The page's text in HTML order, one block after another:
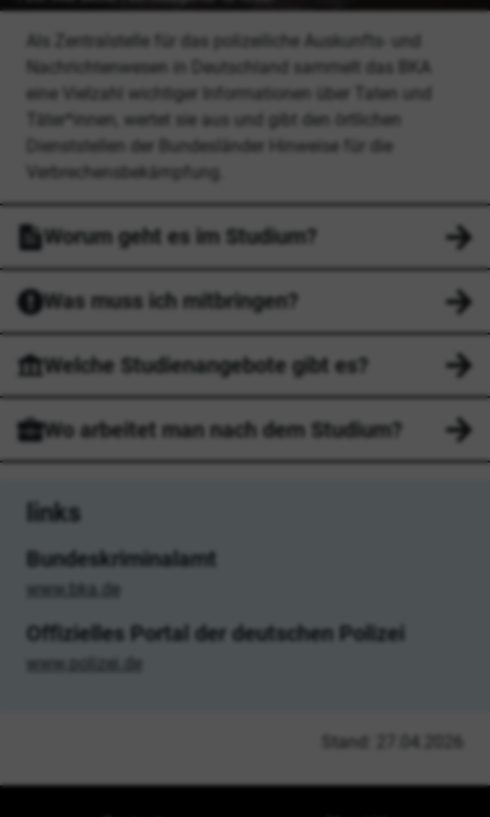
Als Zentralstelle für das polizeiliche Auskunfts- und
Nachrichtenwesen in Deutschland sammelt das BKA
eine Vielzahl wichtiger Informationen über Taten und
Täter*innen, wertet sie aus und gibt den örtlichen
Dienststellen der Bundesländer Hinweise für die
Verbrechensbekämpfung.
Worum geht es im Studium?
Was muss ich mitbringen?
Welche Studienangebote gibt es?
Wo arbeitet man nach dem Studium?
links
Bundeskriminalamt
www.bka.de
Offizielles Portal der deutschen Polizei
www.polizei.de
Stand: 27.04.2026